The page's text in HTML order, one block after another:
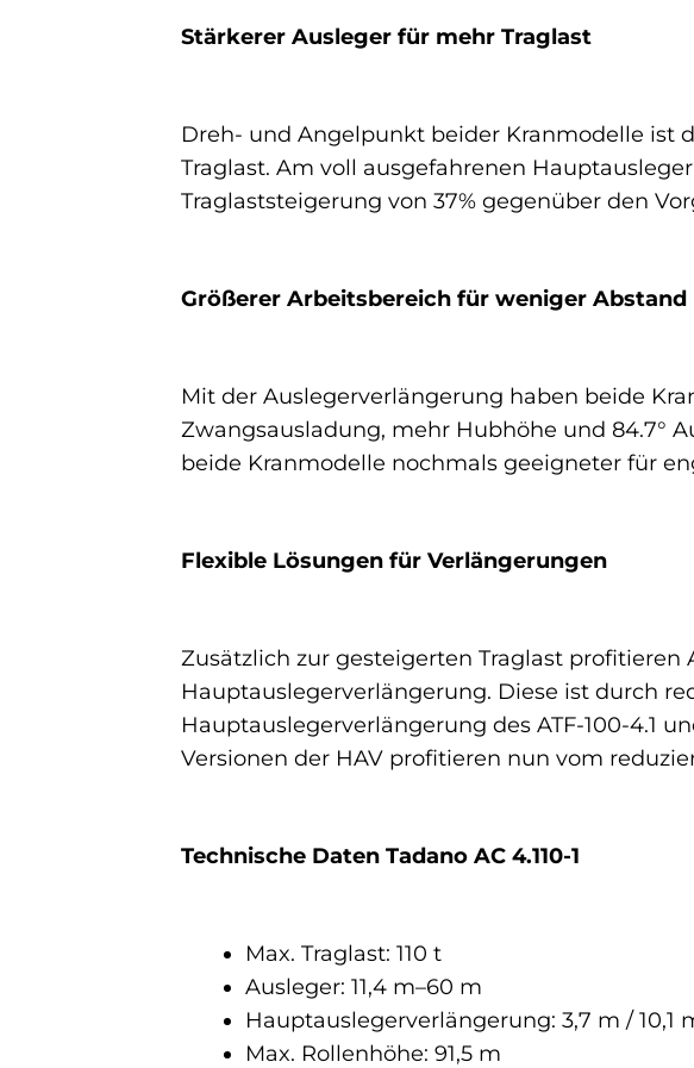
Stärkerer Ausleger für mehr Traglast
Dreh- und Angelpunkt beider Kranmodelle ist
Traglast. Am voll ausgefahrenen
Traglaststeigerung von 37% gegenüber den
Größerer Arbeitsbereich für weniger Abstand
Mit der Auslegerverlängerung haben beide
Zwangsausladung, mehr Hubhöhe und 84.7°
beide Kranmodelle nochmals geeigneter für
Flexible Lösungen für Verlängerungen
Zusätzlich zur gesteigerten Traglast profitieren
Hauptauslegerverlängerung. Diese ist durch
Hauptauslegerverlängerung des ATF-100-4.1
Versionen der HAV profitieren nun vom
Technische Daten Tadano AC 4.110-1
Max. Traglast: 110 t
Ausleger: 11,4 m–60 m
Hauptauslegerverlängerung: 3,7 m / 10,1
Max. Rollenhöhe: 91,5 m